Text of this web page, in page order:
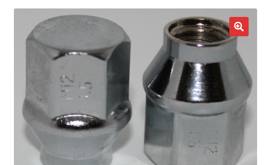
Fyndvaror.
Checkout
Kontakt / Info
Hjälp/FAQ